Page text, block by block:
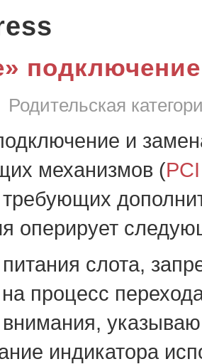
Родительская
и
механизмов (PCI
оперирует
слота,
процесс
внимания,
индикатора